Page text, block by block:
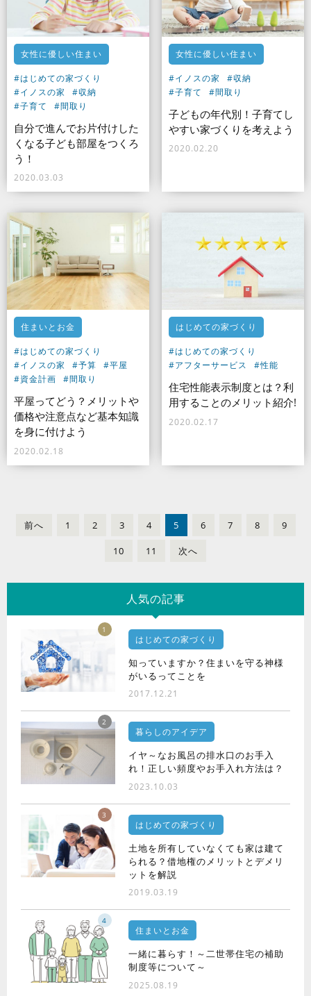
女性に優しい住まい
#はじめての家づくり
#イノスの家
#収納
#子育て
#間取り
自分で進んでお片付けした
くなる子ども部屋をつくろ
う！
2020.03.03
女性に優しい住まい
#イノスの家
#収納
#子育て
#間取り
子どもの年代別！子育てし
やすい家づくりを考えよう
2020.02.20
住まいとお金
#はじめての家づくり
#イノスの家
#予算
#平屋
#資金計画
#間取り
平屋ってどう？メリットや
価格や注意点など基本知識
を身に付けよう
2020.02.18
はじめての家づくり
#はじめての家づくり
#アフターサービス
#性能
住宅性能表示制度とは？利
用することのメリット紹介!
2020.02.17
前へ 1 2 3 4 5 6 7 8 9
10 11 次へ
人気の記事
1
はじめての家づくり
知っていますか？住まいを守る神様
がいるってことを
2017.12.21
2
暮らしのアイデア
イヤ～なお風呂の排水口のお手入
れ！正しい頻度やお手入れ方法は？
2023.10.03
3
はじめての家づくり
土地を所有していなくても家は建て
られる？借地権のメリットとデメリ
ットを解説
2019.03.19
4
住まいとお金
一緒に暮らす！～二世帯住宅の補助
制度等について～
2025.08.19